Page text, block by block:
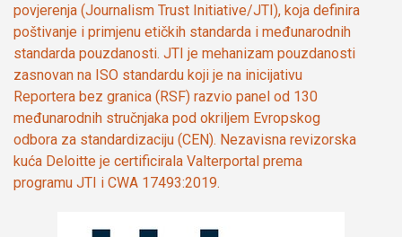
povjerenja (Journalism Trust Initiative/JTI), koja definira
poštivanje i primjenu etičkih standarda i međunarodnih
standarda pouzdanosti. JTI je mehanizam pouzdanosti
zasnovan na ISO standardu koji je na inicijativu
Reportera bez granica (RSF) razvio panel od 130
međunarodnih stručnjaka pod okriljem Evropskog
odbora za standardizaciju (CEN). Nezavisna revizorska
kuća Deloitte je certificirala Valterportal prema
programu JTI i CWA 17493:2019.